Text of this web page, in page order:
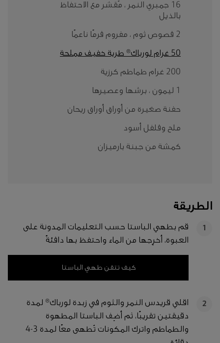
16 جمبري النمر ، مُقشر مع الاحتفاظ
بالذيل
2 فصوص ثوم ، مفروم فرمًا ناعمًا
50 غرام لورباك® طرية خفيف مملحة
200 غرام طماطم كرزية
1 ليمون ، برشها وعصيرها
حفنة صغيرة من أوراق أوراق ريحان
ملح وفلفل أسود
كمشة من جبنة بارميزان
الطريقة
1
قم بطهي الباستا حسب التعليمات المدونة على
العبوة، أخرِجها من الماء واحتفظ بها دافئةً
كيف تتقن طهي الباستا
2
اقلي قريدس النمر والثوم في زبدة لورباك® لمدة
دقيقتين تقريبًا، ثم أضِف الباستا المطهوة
والطماطم واترك المكونات تُطهى معًا لمدة 3-4